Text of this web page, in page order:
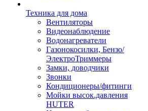
Техника для дома
Вентиляторы
Видеонаблюдение
Водонагреватели
Газонокосилки, Бензо/
ЭлектроТриммеры
Замки, доводчики
Звонки
Кондиционеры/фитинги
Мойки высок.давления
HUTER